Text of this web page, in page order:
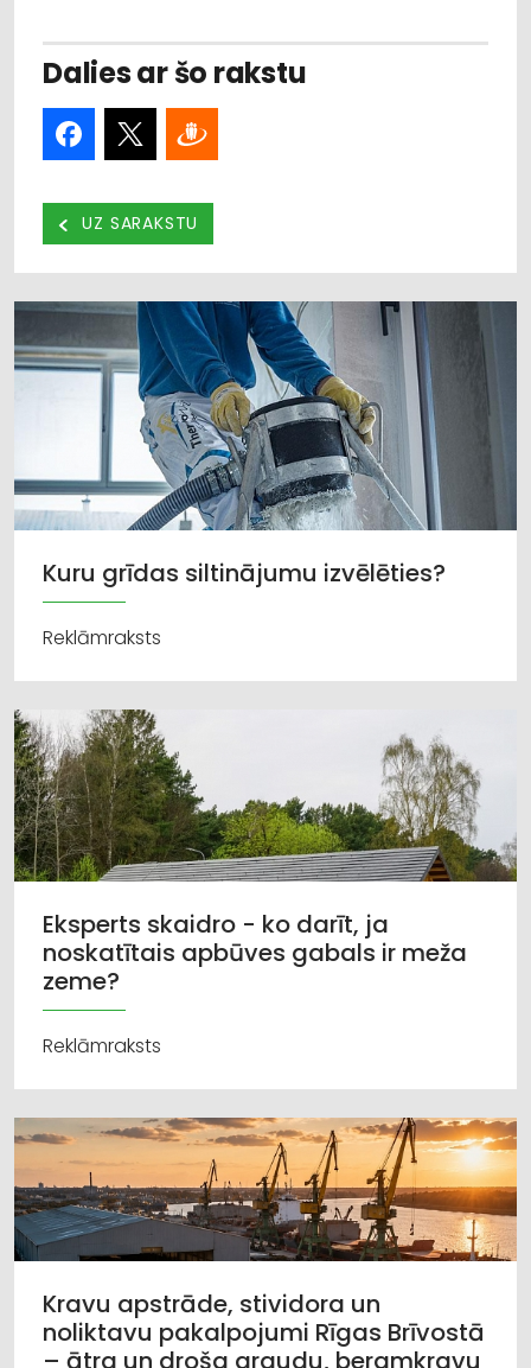
Dalies ar šo rakstu
UZ SARAKSTU
Kuru grīdas siltinājumu izvēlēties?
Reklāmraksts
Eksperts skaidro - ko darīt, ja
noskatītais apbūves gabals ir meža
zeme?
Reklāmraksts
Kravu apstrāde, stividora un
noliktavu pakalpojumi Rīgas Brīvostā